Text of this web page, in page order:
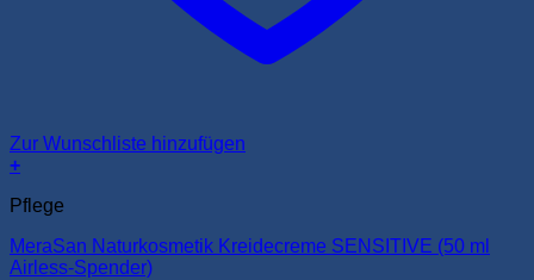
Zur Wunschliste hinzufügen
+
Pflege
MeraSan Naturkosmetik Kreidecreme SENSITIVE (50 ml
Airless-Spender)